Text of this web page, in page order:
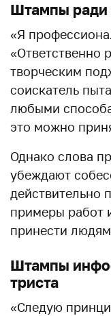
Штампы ради
«Я
«Ответственно
творческим
соискатель
любыми
это можно
Однако слова
убеждают
действительно
примеры работ
принести
Штампы
триста
«Следую